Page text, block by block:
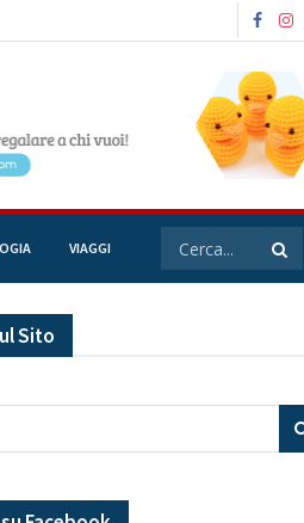
VIAGGI
Sito